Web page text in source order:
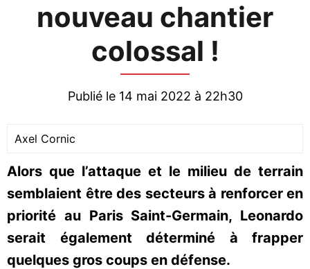
nouveau chantier
colossal !
Publié le 14 mai 2022 à 22h30
Axel Cornic
Alors que l’attaque et le milieu de terrain
semblaient être des secteurs à renforcer en
priorité au Paris Saint-Germain, Leonardo
serait également déterminé à frapper
quelques gros coups en défense.